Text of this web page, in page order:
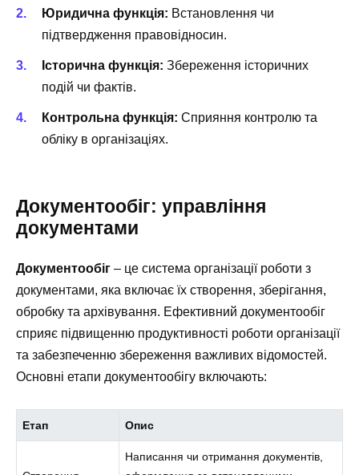
Юридична функція: Встановлення чи
підтвердження правовідносин.
Історична функція: Збереження історичних
подій чи фактів.
Контрольна функція: Сприяння контролю та
обліку в організаціях.
Документообіг: управління
документами
Документообіг – це система організації роботи з
документами, яка включає їх створення, зберігання,
обробку та архівування. Ефективний документообіг
сприяє підвищенню продуктивності роботи організації
та забезпеченню збереження важливих відомостей.
Основні етапи документообігу включають:
Етап Опис
Написання чи отримання документів,